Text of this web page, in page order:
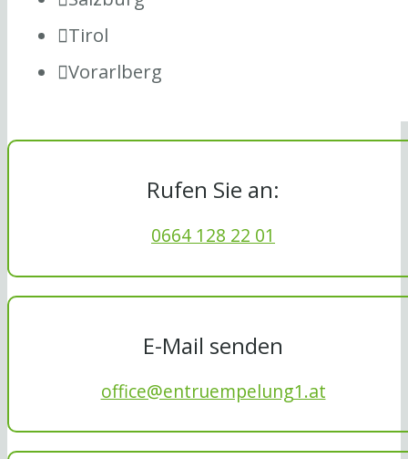
Tirol
Vorarlberg
Rufen Sie an:
0664 128 22 01
E-Mail senden
office@entruempelung1.at